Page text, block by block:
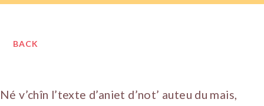
BACK
Né v’chîn l’texte d’aniet d’not’ auteu du mais,